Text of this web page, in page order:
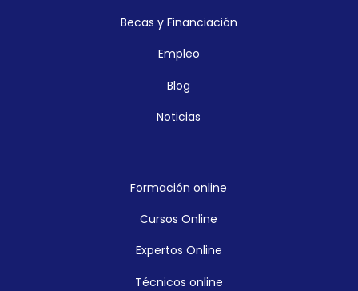
Becas y Financiación
Empleo
Blog
Noticias
Formación online
Cursos Online
Expertos Online
Técnicos online